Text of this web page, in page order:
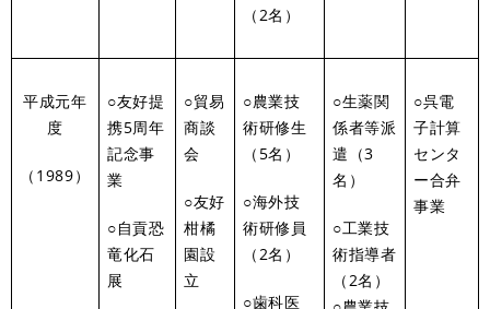
（2名）
平成元年
度
（1989）
○友好提
携5周年
記念事
業
○自貢恐
竜化石
展
○貿易
商談
会
○友好
柑橘
園設
立
○農業技
術研修生
（5名）
○海外技
術研修員
（2名）
○歯科医
○生薬関
係者等派
遣（3
名）
○工業技
術指導者
（2名）
○呉電
子計算
センタ
ー合弁
事業